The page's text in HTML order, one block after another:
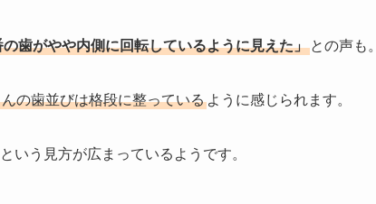
歯がやや内側に回転しているように見えた」 との声も。
の歯並びは格段に整っている ように感じられます。
いう見方が広まっているようです。